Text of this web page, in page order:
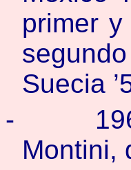
primer
Suecia
-
Montini,